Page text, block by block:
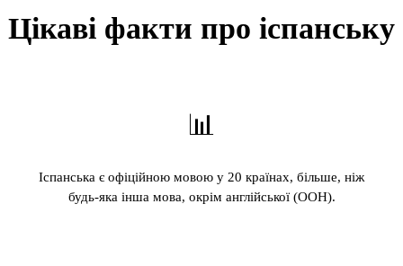
Цікаві факти про іспанську
📊
Іспанська є офіційною мовою у 20 країнах, більше, ніж
будь-яка інша мова, окрім англійської (ООН).